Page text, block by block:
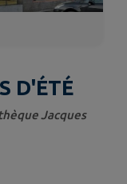
D'ÉTÉ
Jacques